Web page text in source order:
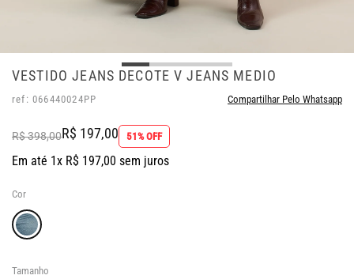
VESTIDO JEANS DECOTE V JEANS MEDIO
ref: 066440024PP Compartilhar Pelo Whatsapp
R$ 398,00R$ 197,00 51% OFF
Em até 1x R$ 197,00 sem juros
Cor
Tamanho